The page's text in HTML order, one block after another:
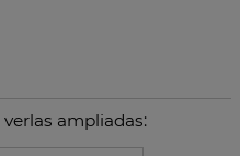
ampliadas: